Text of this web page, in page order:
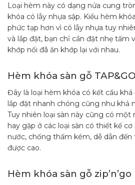
Loại hèm này có dạng nửa cung
khóa có lẫy nhựa sập. Kiểu hèm
phức tạp hơn vì có lẫy nhựa tuy
và lắp đặt, bạn chỉ cần đặt nhẹ tấm
khớp nối đã ăn khớp lại với nhau.
Hèm khóa sàn gỗ TAP&GO
Đây là loại hèm khóa có kết cấu
lắp đặt nhanh chóng cũng như khả
Tuy nhiên loại sàn này cũng có
hay gặp ở các loại sàn có thiết kế
nước, chống thấm kém, dễ dẫn
được cao.
Hèm khóa sàn gỗ zip’n’go